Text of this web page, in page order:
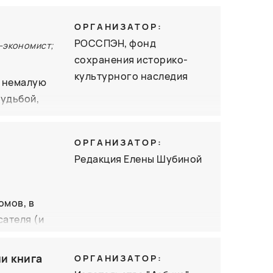
к
автор
экономист;
немалую
с
в них
В
месте
ОРГАНИЗАТОР:
РОССПЭН, фонд
сохранения историко-
культурного наследия
в
(и
и
ОРГАНИЗАТОР:
Редакция Елены Шубиной
книга
ОРГАНИЗАТОР: